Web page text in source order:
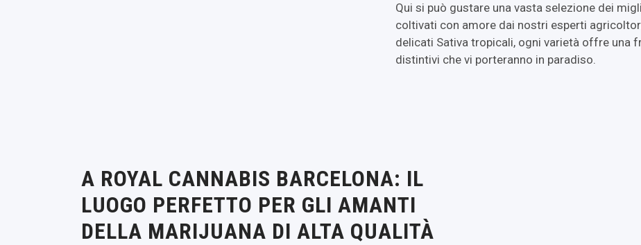
Qui si può gustare una vasta selezione dei
coltivati ​​con amore dai nostri esperti
delicati Sativa tropicali, ogni varietà offre una
distintivi che vi porteranno in paradiso.
A ROYAL CANNABIS BARCELONA: IL
LUOGO PERFETTO PER GLI AMANTI
DELLA MARIJUANA DI ALTA QUALITÀ